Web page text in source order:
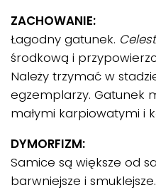
ZACHOWANIE:
Łagodny gatunek.
środkową i
Należy trzymać w
egzemplarzy. Gatunek
małymi karpiowatymi i
DYMORFIZM:
Samice są większe od
barwniejsze i smuklejsze.